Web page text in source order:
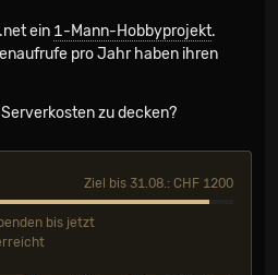
ein 1-Mann-Hobbyprojekt.
pro Jahr haben ihren
zu decken?
Ziel bis 31.08.: CHF 1200
bis jetzt